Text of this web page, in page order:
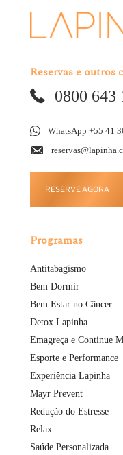
Reservas e outros
0800 643
WhatsApp +55 41
RESERVE AGORA
Programas
Antitabagismo
Bem Dormir
Bem Estar no Câncer
Detox Lapinha
Emagreça e Continue
Esporte e Performance
Experiência Lapinha
Mayr Prevent
Redução do Estresse
Relax
Saúde Personalizada